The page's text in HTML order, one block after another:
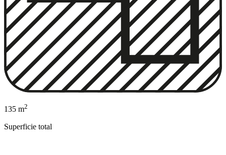
135 m2
Superficie total